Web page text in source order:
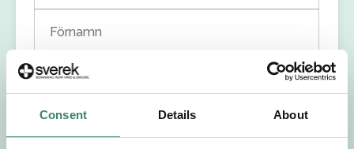
Consent Details About
Förnamn
Efternamn